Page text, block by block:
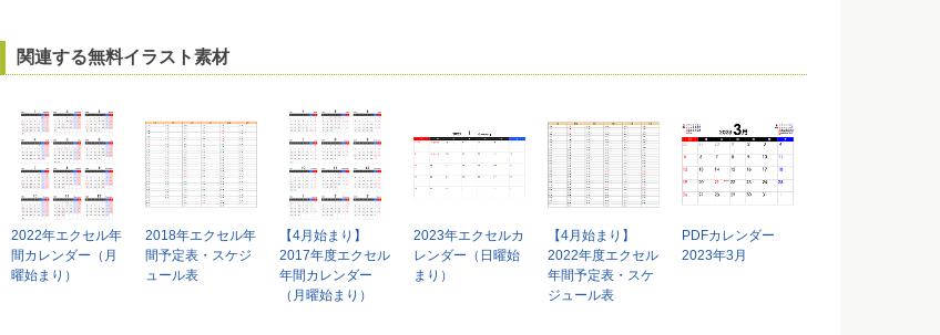
関連する無料イラスト素材
2022年エクセル年
間カレンダー（月
曜始まり）
2018年エクセル年
間予定表・スケジ
ュール表
【4月始まり】
2017年度エクセル
年間カレンダー
（月曜始まり）
2023年エクセルカ
レンダー（日曜始
まり）
【4月始まり】
2022年度エクセル
年間予定表・スケ
ジュール表
PDFカレンダー
2023年3月